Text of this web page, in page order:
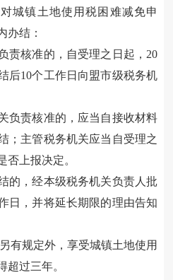
城镇土地使用税困难减免申
办结：
责核准的，自受理之日起，20
后10个工作日向盟市级税务机
负责核准的，应当自接收材料
；主管税务机关应当自受理之
否上报决定。
的，经本级税务机关负责人批
日，并将延长期限的理由告知
有规定外，享受城镇土地使用
超过三年。